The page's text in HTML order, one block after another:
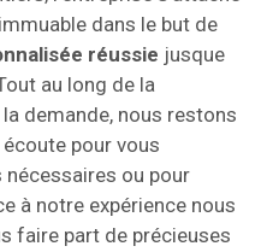
dans le but de
réussie jusque
au long de la
demande, nous restons
pour vous
ou pour
à notre expérience nous
faire part de précieuses